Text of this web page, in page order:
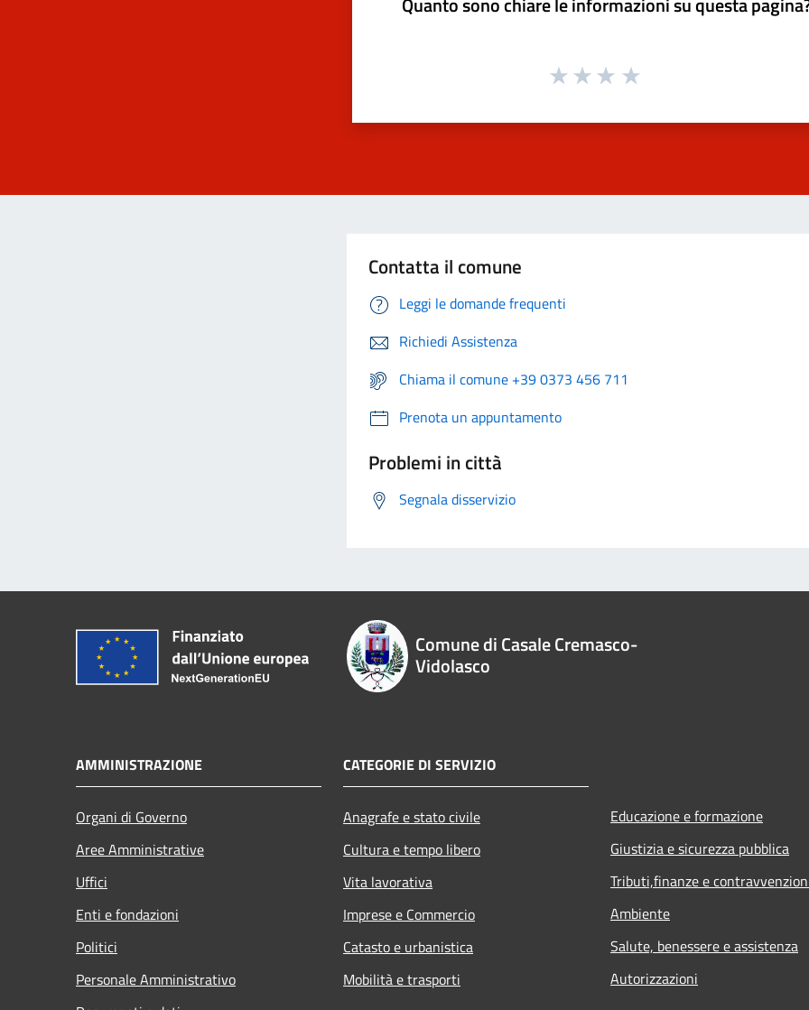
Contatta il comune
Leggi le domande frequenti
Richiedi Assistenza
Chiama il comune +39 0373 456 711
Prenota un appuntamento
Problemi in città
Segnala disservizio
Comune di Casale Cremasco-
Vidolasco
AMMINISTRAZIONE
Organi di Governo
Aree Amministrative
Uffici
Enti e fondazioni
Politici
Personale Amministrativo
CATEGORIE DI SERVIZIO
Anagrafe e stato civile
Cultura e tempo libero
Vita lavorativa
Imprese e Commercio
Catasto e urbanistica
Mobilità e trasporti
Educazione e formazione
Giustizia e sicurezza pubblica
Tributi,finanze e
Ambiente
Salute, benessere e assistenza
Autorizzazioni